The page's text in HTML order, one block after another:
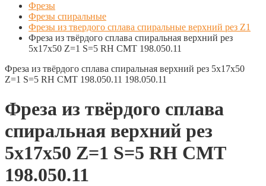
Фрезы
Фрезы спиральные
Фрезы из твердого сплава спиральные верхний рез Z1
Фреза из твёрдого сплава спиральная верхний рез
5x17x50 Z=1 S=5 RH CMT 198.050.11
Фреза из твёрдого сплава спиральная верхний рез 5x17x50
Z=1 S=5 RH CMT 198.050.11 198.050.11
Фреза из твёрдого сплава
спиральная верхний рез
5x17x50 Z=1 S=5 RH CMT
198.050.11